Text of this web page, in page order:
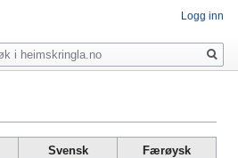
Svensk
Færøysk
Logg inn